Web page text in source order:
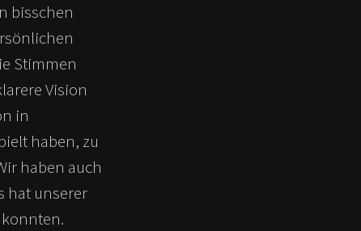
bisschen
Stimmen
Vision
in
haben, zu
haben auch
hat unserer